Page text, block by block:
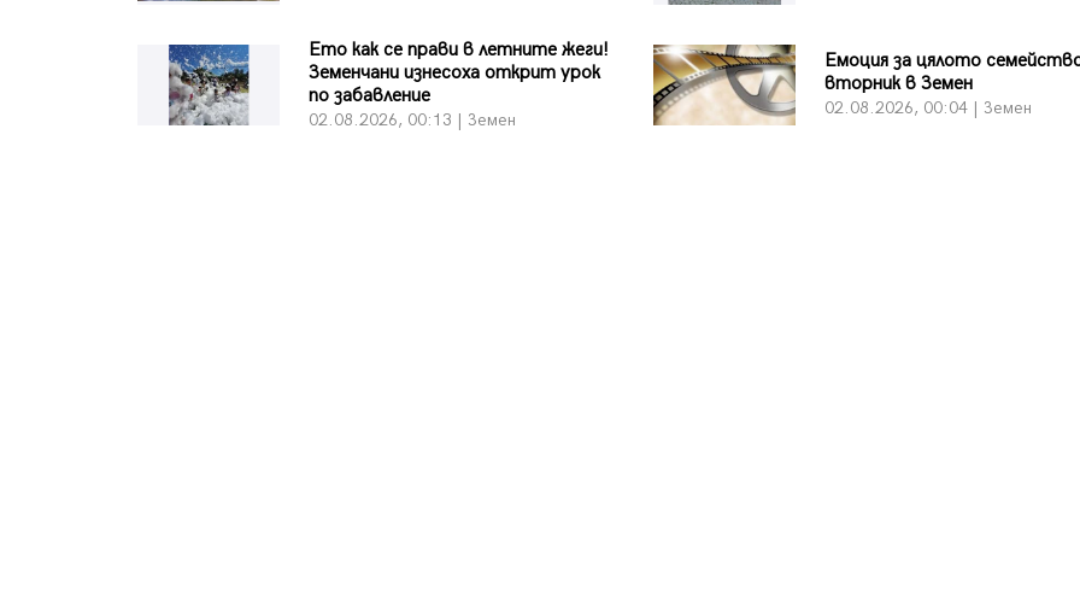
Ето как се прави в летните жеги!
Земенчани изнесоха открит урок
по забавление
02.08.2026, 00:13 | Земен
Емоция за цялото
вторник в Земен
02.08.2026, 00:04 | Земен